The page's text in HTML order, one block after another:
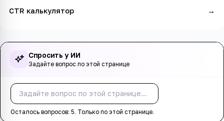
CTR калькулятор →
Спросить у ИИ
Задайте вопрос по этой странице
Осталось вопросов: 5. Только по этой странице.